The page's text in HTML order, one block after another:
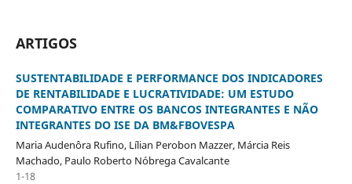
ARTIGOS
SUSTENTABILIDADE E PERFORMANCE DOS INDICADORES
DE RENTABILIDADE E LUCRATIVIDADE: UM ESTUDO
COMPARATIVO ENTRE OS BANCOS INTEGRANTES E NÃO
INTEGRANTES DO ISE DA BM&FBOVESPA
Maria Audenôra Rufino, Lílian Perobon Mazzer, Márcia Reis
Machado, Paulo Roberto Nóbrega Cavalcante
1-18